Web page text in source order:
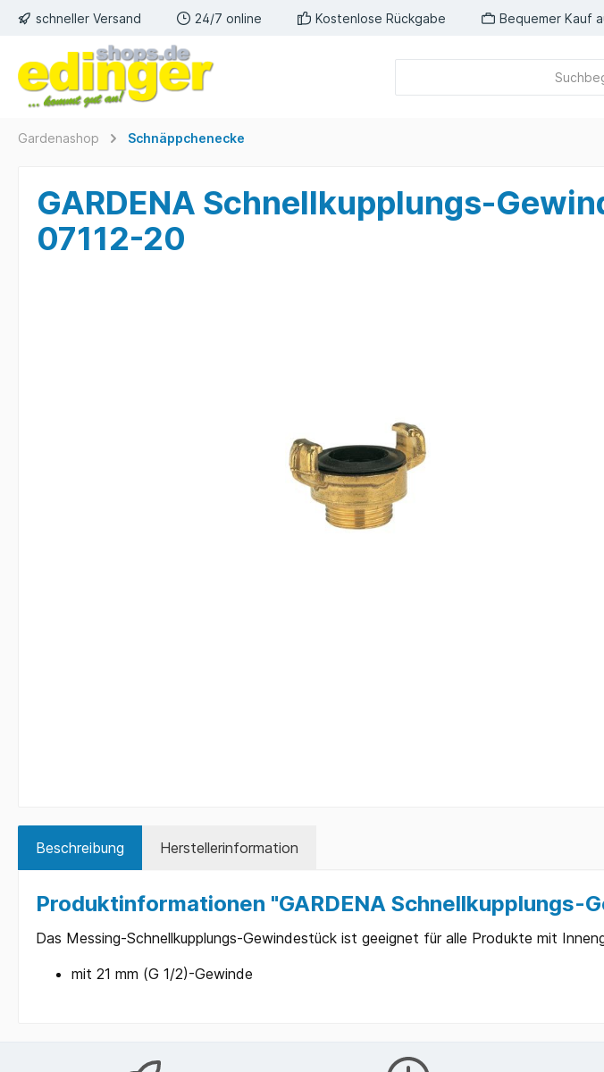
schneller Versand 24/7 online Kostenlose Rückgabe Bequemer Kauf
Gardenashop Schnäppchenecke
GARDENA Schnellkupplungs-
07112-20
Beschreibung Herstellerinformation
Produktinformationen "GARDENA Schnellkupplungs-
Das Messing-Schnellkupplungs-Gewindestück ist geeignet für alle Produkte mit
mit 21 mm (G 1/2)-Gewinde